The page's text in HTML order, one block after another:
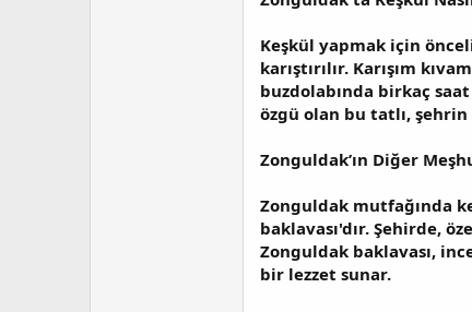
Keşkül yapmak için
karıştırılır. Karışım
buzdolabında birkaç
özgü olan bu tatlı,
Zonguldak’ın Diğer
Zonguldak mutfağında
baklavası'dır. Şehirde,
Zonguldak baklavası,
bir lezzet sunar.